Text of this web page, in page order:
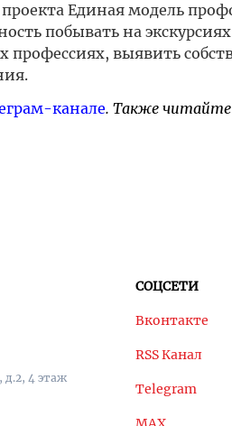
Единая модель
побывать на
профессиях, выявить
канале. Также читайте
д.2, 4 этаж
СОЦСЕТИ
Вконтакте
RSS Канал
Telegram